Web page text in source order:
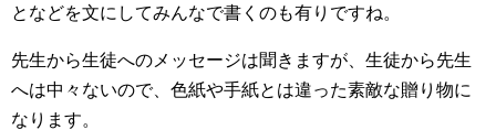
となどを文にしてみんなで書くのも有りですね。
先生から生徒へのメッセージは聞きますが、生徒から先生
へは中々ないので、色紙や手紙とは違った素敵な贈り物に
なります。